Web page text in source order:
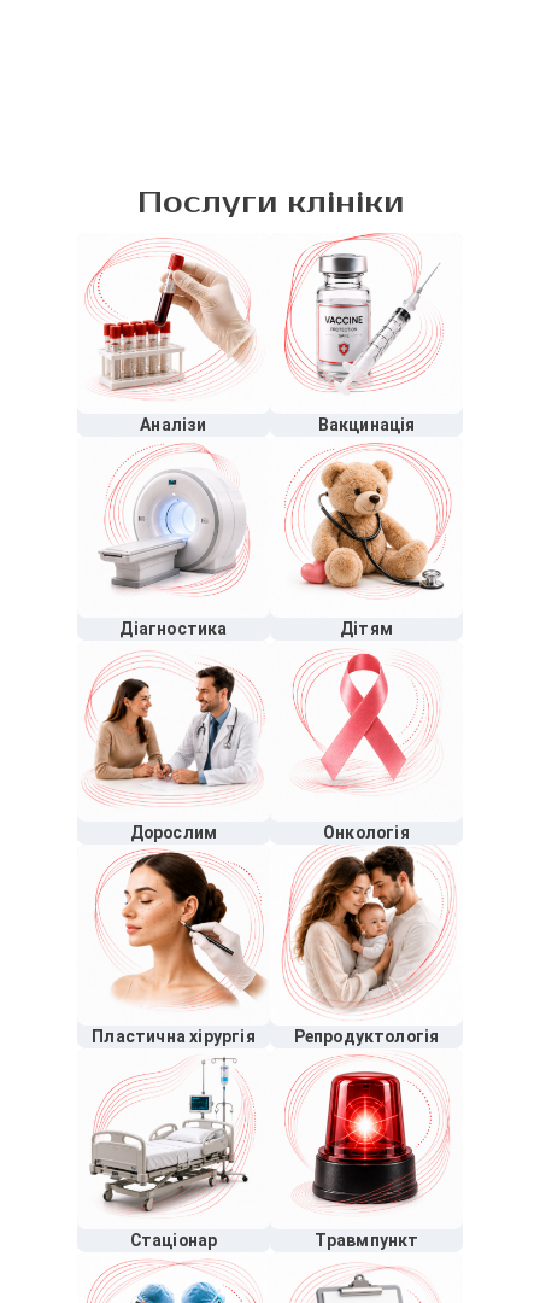
Послуги клініки
Аналізи Вакцинація
Діагностика Дітям
Дорослим Онкологія
Пластична хірургія Репродуктологія
Стаціонар Травмпункт